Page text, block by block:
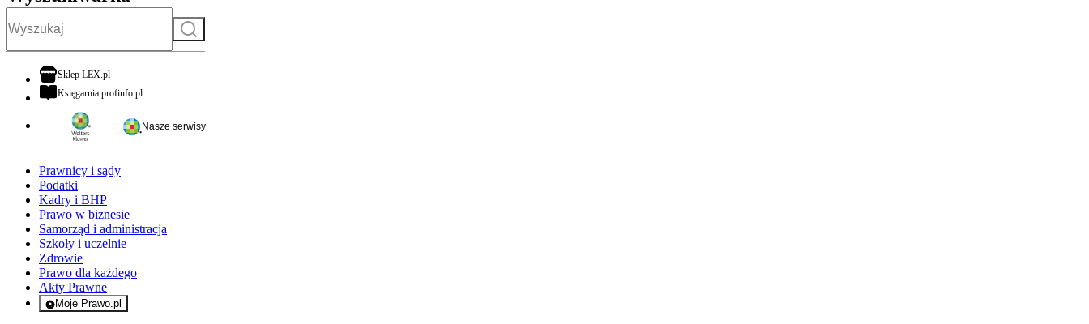
Szukaj
Sklep LEX.plotwiera się w nowej karcie
Księgarnia profinfo.plotwiera się w nowej karcie
Nasze serwisy
Prawnicy i sądy
Podatki
Kadry i BHP
Prawo w biznesie
Samorząd i administracja
Szkoły i uczelnie
Zdrowie
Prawo dla każdego
Akty Prawne
Moje Prawo.pl
- rejestracja i logowanie do serwisu